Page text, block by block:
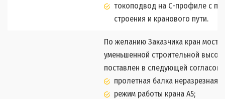
токоподвод на С-профиле с
строения и кранового пути.
По желанию Заказчика кран
уменьшенной строительной
поставлен в следующей
пролетная балка неразрезная,
режим работы крана А5;